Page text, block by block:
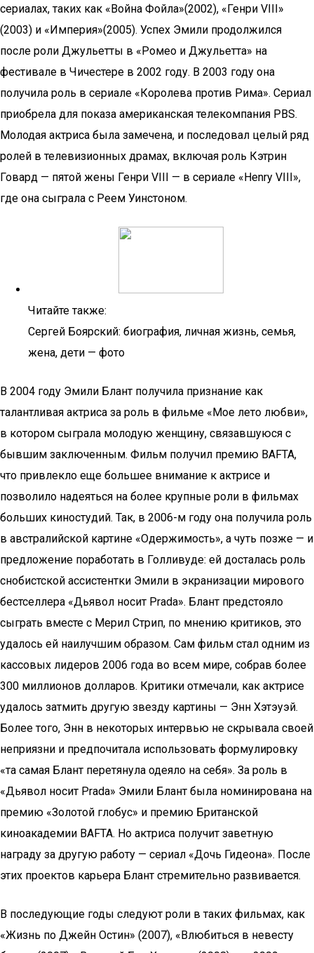
сериалах, таких как «Война Фойла»(2002), «Генри VIII»
(2003) и «Империя»(2005). Успех Эмили продолжился
после роли Джульетты в «Ромео и Джульетта» на
фестивале в Чичестере в 2002 году. В 2003 году она
получила роль в сериале «Королева против Рима». Сериал
приобрела для показа американская телекомпания PBS.
Молодая актриса была замечена, и последовал целый ряд
ролей в телевизионных драмах, включая роль Кэтрин
Говард — пятой жены Генри VIII — в сериале «Henry VIII»,
где она сыграла с Реем Уинстоном.
Читайте также:
Сергей Боярский: биография, личная жизнь, семья,
жена, дети — фото
В 2004 году Эмили Блант получила признание как
талантливая актриса за роль в фильме «Мое лето любви»,
в котором сыграла молодую женщину, связавшуюся с
бывшим заключенным. Фильм получил премию BAFTA,
что привлекло еще большее внимание к актрисе и
позволило надеяться на более крупные роли в фильмах
больших киностудий. Так, в 2006-м году она получила роль
в австралийской картине «Одержимость», а чуть позже — и
предложение поработать в Голливуде: ей досталась роль
снобистской ассистентки Эмили в экранизации мирового
бестселлера «Дьявол носит Prada». Блант предстояло
сыграть вместе с Мерил Стрип, по мнению критиков, это
удалось ей наилучшим образом. Сам фильм стал одним из
кассовых лидеров 2006 года во всем мире, собрав более
300 миллионов долларов. Критики отмечали, как актрисе
удалось затмить другую звезду картины — Энн Хэтэуэй.
Более того, Энн в некоторых интервью не скрывала своей
неприязни и предпочитала использовать формулировку
«та самая Блант перетянула одеяло на себя». За роль в
«Дьявол носит Prada» Эмили Блант была номинирована на
премию «Золотой глобус» и премию Британской
киноакадемии BAFTA. Но актриса получит заветную
награду за другую работу — сериал «Дочь Гидеона». После
этих проектов карьера Блант стремительно развивается.
В последующие годы следуют роли в таких фильмах, как
«Жизнь по Джейн Остин» (2007), «Влюбиться в невесту